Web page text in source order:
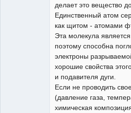
делает это вещество
Единственный атом
как щитом - атомами
Эта молекула
поэтому способна
электроны
хорошие свойства
и подавителя дуги.
Если не проводить
(давление газа,
химическая